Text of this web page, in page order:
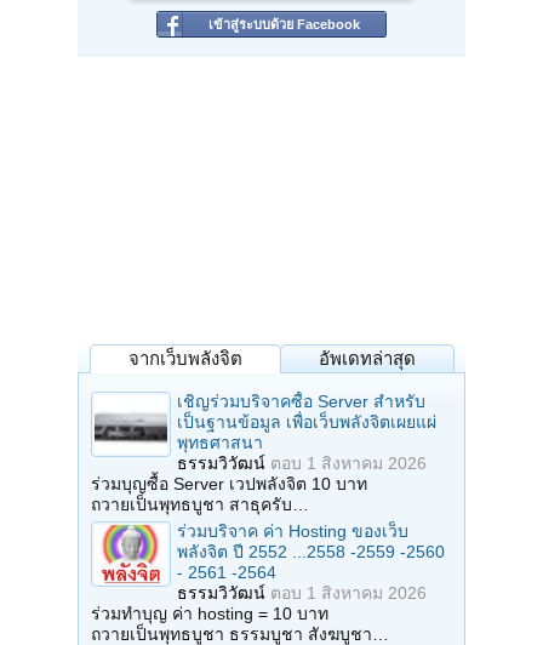
เข้าสู่ระบบด้วย Facebook
จากเว็บพลังจิต อัพเดทล่าสุด
เชิญร่วมบริจาคซื้อ Server สำหรับ
เป็นฐานข้อมูล เพื่อเว็บพลังจิตเผยแผ่
พุทธศาสนา
ธรรมวิวัฒน์ ตอบ 1 สิงหาคม 2026
ร่วมบุญซื้อ Server เวปพลังจิต 10 บาท
ถวายเป็นพุทธบูชา สาธุครับ…
ร่วมบริจาค ค่า Hosting ของเว็บ
พลังจิต ปี 2552 ...2558 -2559 -2560
- 2561 -2564
ธรรมวิวัฒน์ ตอบ 1 สิงหาคม 2026
ร่วมทำบุญ ค่า hosting = 10 บาท
ถวายเป็นพุทธบูชา ธรรมบูชา สังฆบูชา…